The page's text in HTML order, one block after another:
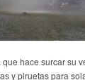
hace surcar su
y piruetas para